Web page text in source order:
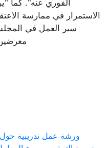
الفوري عنه". كما
الاستمرار في ممارسة
سير العمل في المجلس
معرضين
ورشة عمل تدريبية حول